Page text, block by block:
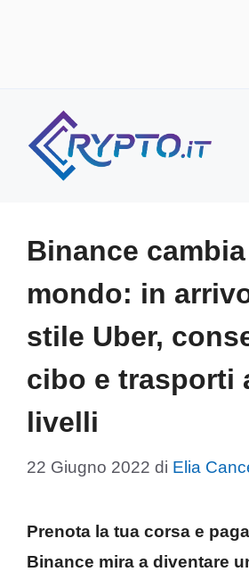
contenuto
Binance
mondo: in
stile Uber,
cibo e trasporti
livelli
22 Giugno 2022 di Elia
Prenota la tua corsa e
Binance mira a diventare